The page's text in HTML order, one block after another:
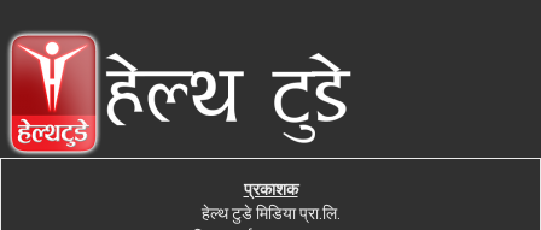
प्रकाशक
हेल्थ टुडे मिडिया प्रा.लि.